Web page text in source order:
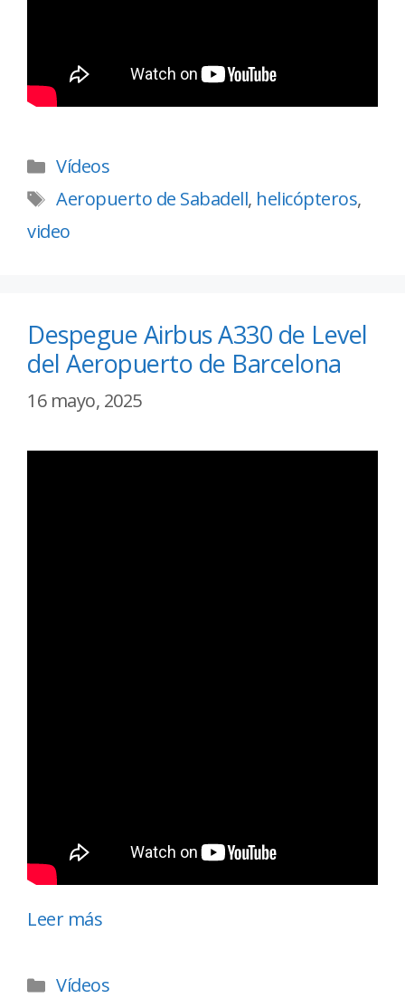
Vídeos
Aeropuerto de Sabadell, helicópteros,
video
Despegue Airbus A330 de Level
del Aeropuerto de Barcelona
16 mayo, 2025
Leer más
Vídeos